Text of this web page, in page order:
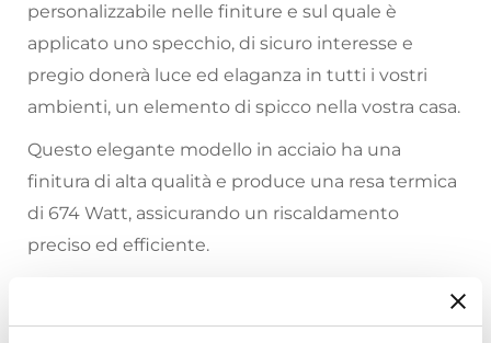
personalizzabile nelle finiture e sul quale è
applicato uno specchio, di sicuro interesse e
pregio donerà luce ed elaganza in tutti i vostri
ambienti, un elemento di spicco nella vostra casa.
Questo elegante modello in acciaio ha una
finitura di alta qualità e produce una resa termica
di 674 Watt, assicurando un riscaldamento
preciso ed efficiente.
CONSIGLI ED INFORMAZIONI SUI TERMOARREDI: